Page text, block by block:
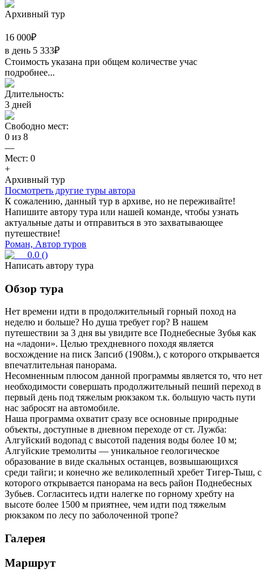
Архивный тур
16 000₽
в день 5 333₽
Стоимость указана при общем количестве учас
подробнее...
Длительность:
3 дней
Свободно мест:
0 из 8
—
Мест: 0
+
Архивный тур
Посмотреть другие туры автора
К сожалению, данный тур в архиве, но не переживайте!
Напишите автору тура или нашей команде, чтобы узнать
актуальные даты и отправиться в это захватывающее
путешествие!
Роман, Автор туров
0.0 ()
Написать автору тура
Обзор тура
Нет времени идти в продолжительный горный поход на
неделю и больше? Но душа требует гор? В нашем
путешествии за 3 дня вы увидите все Поднебесные Зубья как
на «ладони». Целью трехдневного походя является
восхождение на писк Запсиб (1908м.), с которого открывается
впечатлительная панорама.
Несомненным плюсом данной программы является то, что нет
необходимости совершать продолжительный пеший переход в
первый день под тяжелым рюкзаком т.к. большую часть пути
нас забросят на автомобиле.
Наша программа охватит сразу все основные природные
объекты, доступные в дневном переходе от ст. Лужба:
Алгуйский водопад с высотой падения воды более 10 м;
Алгуйские тремолиты — уникальное геологическое
образование в виде скальных останцев, возвышающихся
среди тайги; и конечно же великолепный хребет Тигер-Тыш, с
которого открывается панорама на весь район Поднебесных
Зубьев. Согласитесь идти налегке по горному хребту на
высоте более 1500 м приятнее, чем идти под тяжелым
рюкзаком по лесу по заболоченной тропе?
Галерея
Маршрут